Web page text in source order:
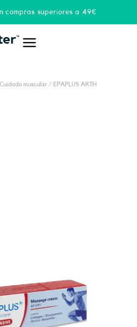
compras superiores a 49€
Cuidado muscular / EPAPLUS ARTH